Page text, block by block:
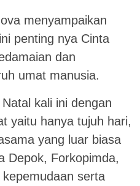
menyampaikan
penting nya Cinta
dan
umat manusia.
kali ini dengan
yaitu hanya tujuh hari,
yang luar biasa
Depok, Forkopimda,
serta